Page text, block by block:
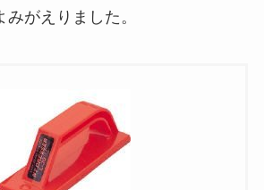
がえりました。